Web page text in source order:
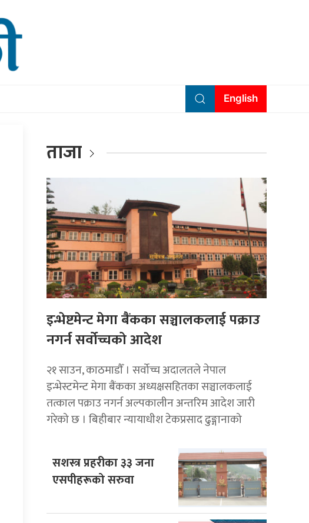
English
ताजा
इन्भेष्टमेन्ट मेगा बैंकका सञ्चालकलाई पक्राउ
नगर्न सर्वोच्चको आदेश
२१ साउन, काठमाडाैँ । सर्वोच्च अदालतले नेपाल
इन्भेस्टमेन्ट मेगा बैंकका अध्यक्षसहितका सञ्चालकलाई
तत्काल पक्राउ नगर्न अल्पकालीन अन्तरिम आदेश जारी
गरेको छ । बिहीबार न्यायाधीश टेकप्रसाद ढुङ्गानाको
सशस्त्र प्रहरीका ३३ जना
एसपीहरूको सरुवा